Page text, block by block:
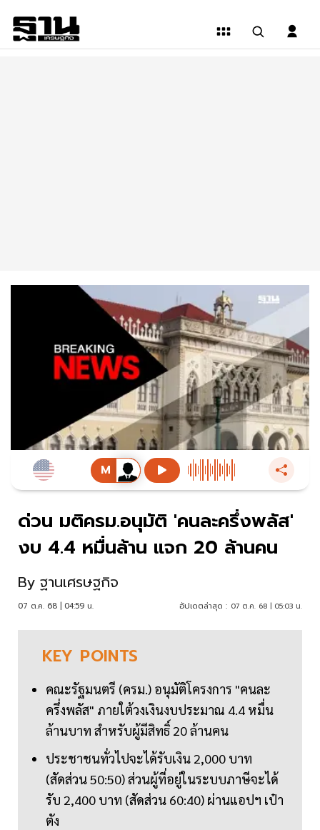
ด่วน มติครม.อนุมัติ 'คนละครึ่งพลัส'
งบ 4.4 หมื่นล้าน แจก 20 ล้านคน
By ฐานเศรษฐกิจ
07 ต.ค. 68 | 04:59 น. อัปเดตล่าสุด : 07 ต.ค. 68 | 05:03 น.
KEY POINTS
คณะรัฐมนตรี (ครม.) อนุมัติโครงการ "คนละ
ครึ่งพลัส" ภายใต้วงเงินงบประมาณ 4.4 หมื่น
ล้านบาท สำหรับผู้มีสิทธิ์ 20 ล้านคน
ประชาชนทั่วไปจะได้รับเงิน 2,000 บาท
(สัดส่วน 50:50) ส่วนผู้ที่อยู่ในระบบภาษีจะได้
รับ 2,400 บาท (สัดส่วน 60:40) ผ่านแอปฯ เป๋า
ตัง